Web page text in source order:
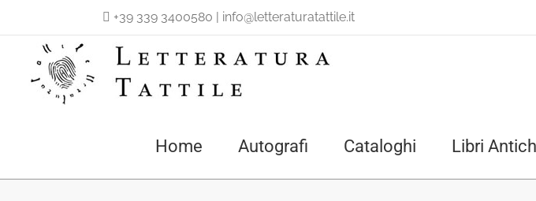
contenuto
+39 339 3400580 | info@letteraturatattile.it
Home Autografi Cataloghi Libri